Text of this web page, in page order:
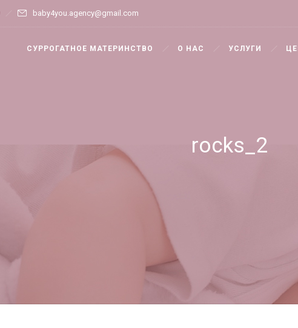
baby4you.agency@gmail.com
СУРРОГАТНОЕ МАТЕРИНСТВО О НАС УСЛУГИ
rocks_2